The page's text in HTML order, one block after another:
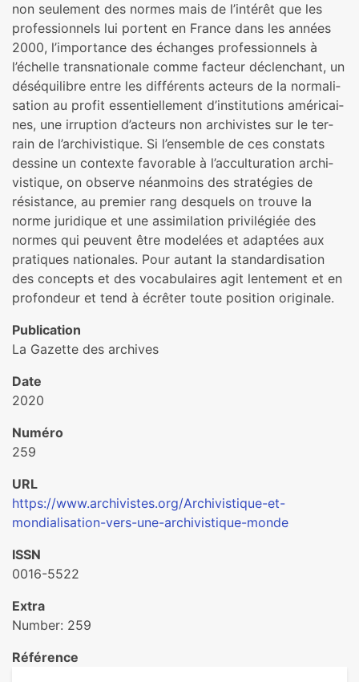
non seu­le­ment des normes mais de l’inté­rêt que les
pro­fes­sion­nels lui por­tent en France dans les années
2000, l’impor­tance des échanges pro­fes­sion­nels à
l’échelle trans­na­tio­nale comme fac­teur déclen­chant, un
désé­qui­li­bre entre les dif­fé­rents acteurs de la nor­ma­li­
sa­tion au profit essen­tiel­le­ment d’ins­ti­tu­tions amé­ri­cai­
nes, une irrup­tion d’acteurs non archi­vis­tes sur le ter­
rain de l’archi­vis­ti­que. Si l’ensem­ble de ces cons­tats
des­sine un contexte favo­ra­ble à l’accultu­ra­tion archi­
vis­ti­que, on observe néan­moins des stra­té­gies de
résis­tance, au pre­mier rang des­quels on trouve la
norme juri­di­que et une assi­mi­la­tion pri­vi­lé­giée des
normes qui peu­vent être mode­lées et adap­tées aux
pra­ti­ques natio­na­les. Pour autant la stan­dar­di­sa­tion
des concepts et des voca­bu­lai­res agit len­te­ment et en
pro­fon­deur et tend à écrêter toute posi­tion ori­gi­nale.
Publication
La Gazette des archives
Date
2020
Numéro
259
URL
https://www.archivistes.org/Archivistique-et-
mondialisation-vers-une-archivistique-monde
ISSN
0016-5522
Extra
Number: 259
Référence